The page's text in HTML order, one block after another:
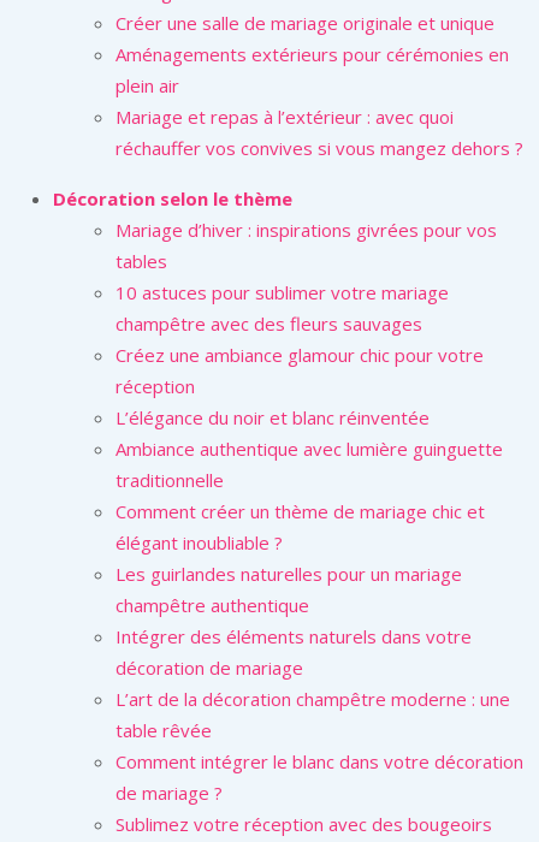
Créer une salle de mariage originale et unique
Aménagements extérieurs pour cérémonies en
plein air
Mariage et repas à l’extérieur : avec quoi
réchauffer vos convives si vous mangez dehors ?
Décoration selon le thème
Mariage d’hiver : inspirations givrées pour vos
tables
10 astuces pour sublimer votre mariage
champêtre avec des fleurs sauvages
Créez une ambiance glamour chic pour votre
réception
L’élégance du noir et blanc réinventée
Ambiance authentique avec lumière guinguette
traditionnelle
Comment créer un thème de mariage chic et
élégant inoubliable ?
Les guirlandes naturelles pour un mariage
champêtre authentique
Intégrer des éléments naturels dans votre
décoration de mariage
L’art de la décoration champêtre moderne : une
table rêvée
Comment intégrer le blanc dans votre décoration
de mariage ?
Sublimez votre réception avec des bougeoirs